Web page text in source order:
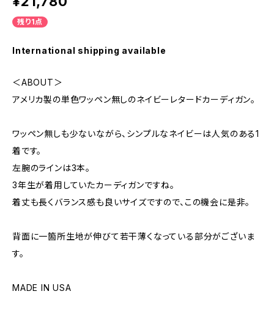
残り1点
International shipping available
＜ABOUT＞
アメリカ製の単色ワッペン無しのネイビーレタードカーディガン。
ワッペン無しも少ないながら、シンプルなネイビーは人気のある1
着です。
左腕のラインは3本。
3年生が着用していたカーディガンですね。
着丈も長くバランス感も良いサイズですので、この機会に是非。
背面に一箇所生地が伸びて若干薄くなっている部分がございま
す。
MADE IN USA